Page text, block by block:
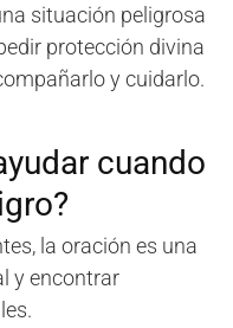
situación peligrosa
protección divina
y cuidarlo.
cuando
la oración es una
y encontrar